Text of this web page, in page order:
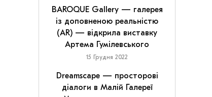
BAROQUE Gallery — галерея
із доповненою реальністю
(AR) — відкрила виставку
Артема Гумілевського
15 Грудня 2022
Dreamscape — просторові
діалоги в Малій Галереї